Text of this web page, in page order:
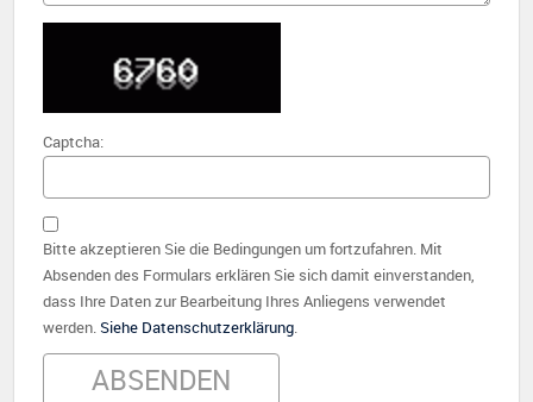
Captcha:
Bitte akzeptieren Sie die Bedingungen um fortzufahren. Mit
Absenden des Formulars erklären Sie sich damit einverstanden,
dass Ihre Daten zur Bearbeitung Ihres Anliegens verwendet
werden.Siehe Datenschutzerklärung.